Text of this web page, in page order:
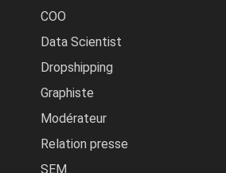
COO
Data Scientist
Dropshipping
Graphiste
Modérateur
Relation presse
SEM